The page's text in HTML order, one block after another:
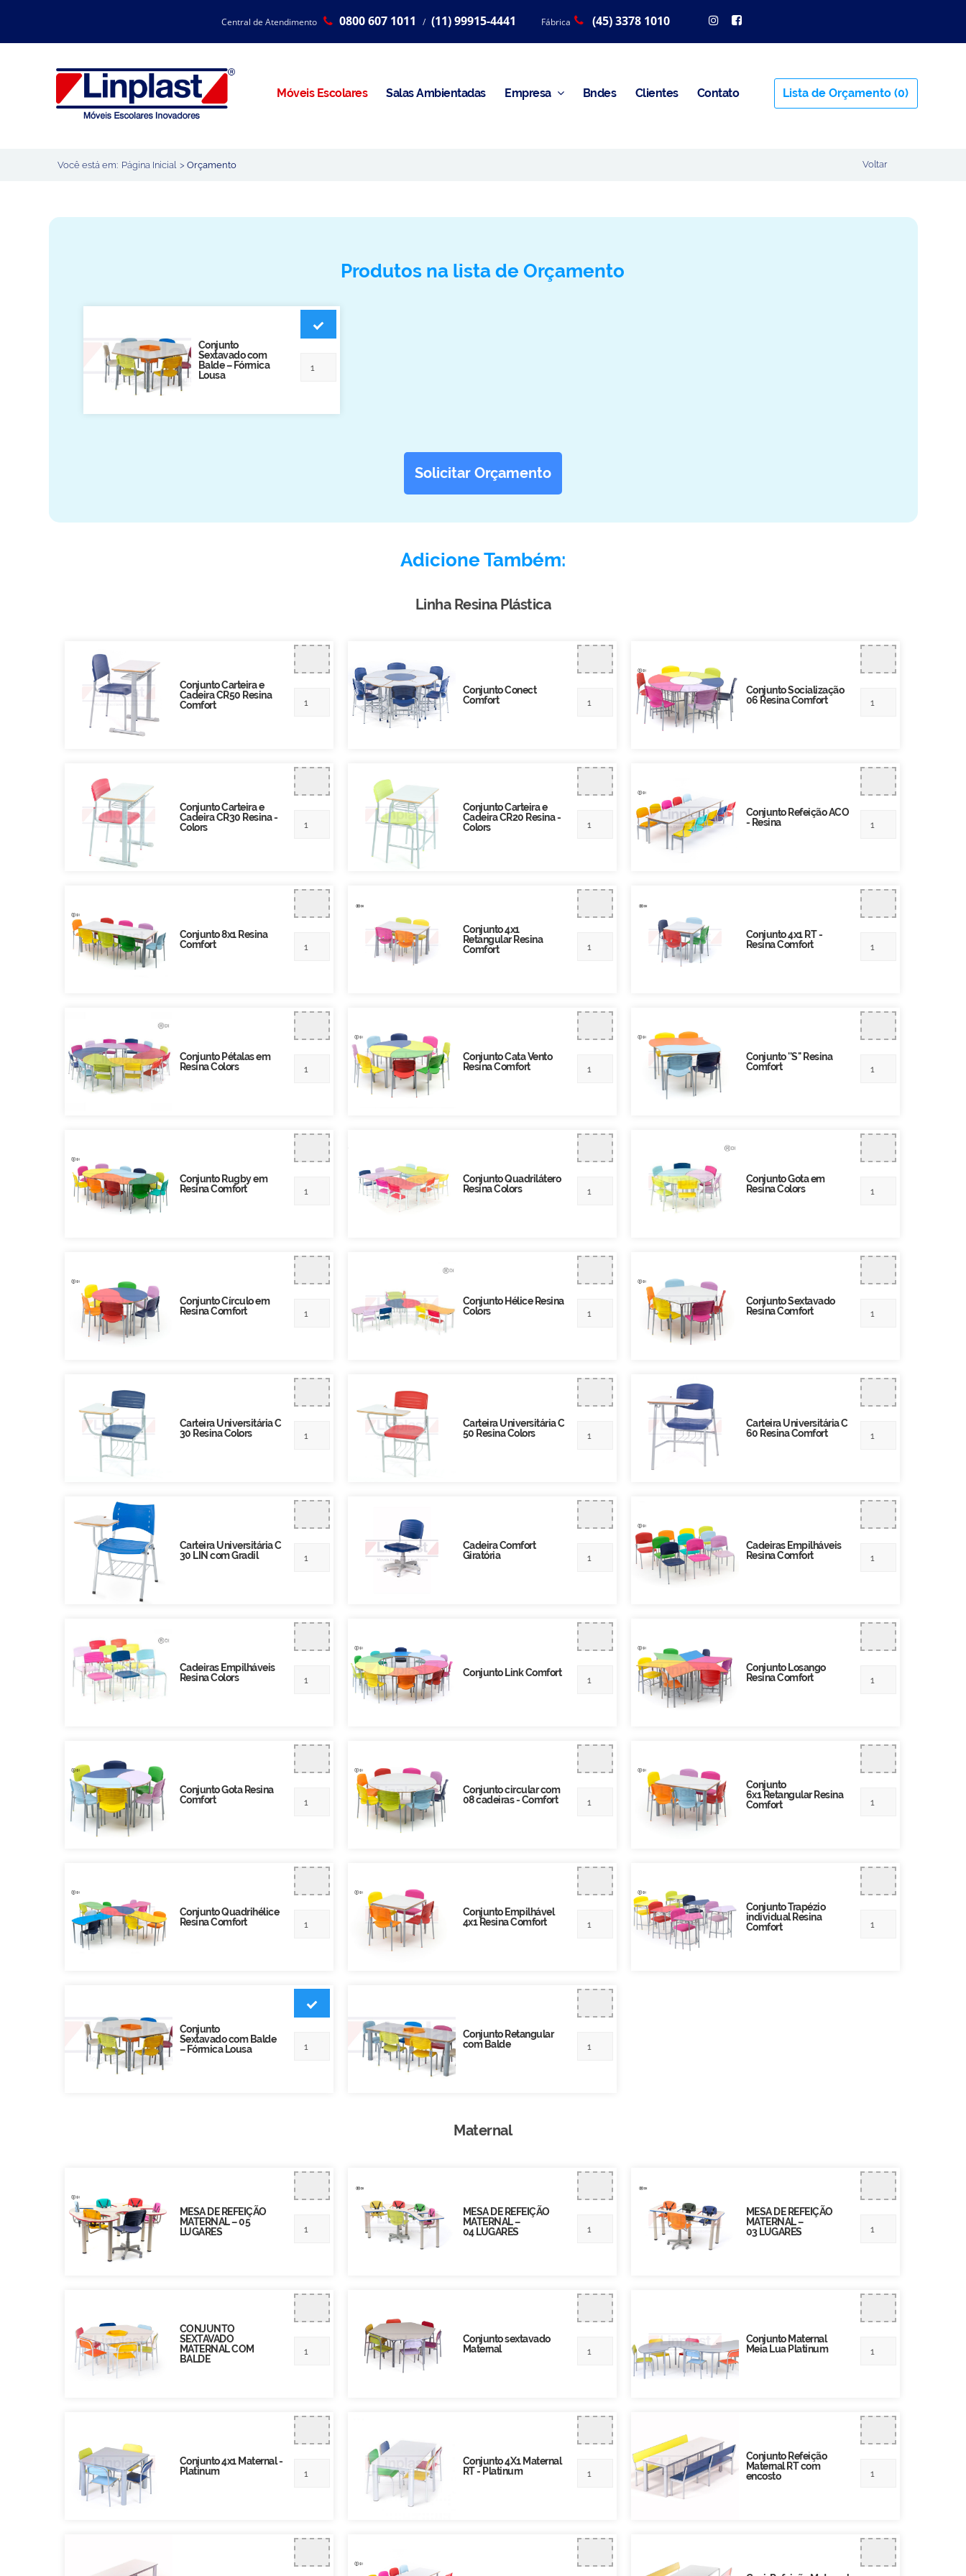
Central de Atendimento 0800 607 1011 / (11) 99915-4441 Fábrica (45) 3378 1010
Móveis Escolares Salas Ambientadas Empresa Bndes Clientes Contato Lista de Orçamento (0)
Você está em: Página Inicial > Orçamento Voltar
Produtos na lista de Orçamento
Conjunto
Sextavado com
Balde – Fórmica
Lousa
Solicitar Orçamento
Adicione Também:
Linha Resina Plástica
Conjunto Carteira e
Cadeira CR50 Resina
Comfort
Conjunto Conect
Comfort
Conjunto Socialização
06 Resina Comfort
Conjunto Carteira e
Cadeira CR30 Resina -
Colors
Conjunto Carteira e
Cadeira CR20 Resina -
Colors
Conjunto Refeição ACO
- Resina
Conjunto 8x1 Resina
Comfort
Conjunto 4x1
Retangular Resina
Comfort
Conjunto 4x1 RT -
Resina Comfort
Conjunto Pétalas em
Resina Colors
Conjunto Cata Vento
Resina Comfort
Conjunto ''S'' Resina
Comfort
Conjunto Rugby em
Resina Comfort
Conjunto Quadrilátero
Resina Colors
Conjunto Gota em
Resina Colors
Conjunto Círculo em
Resina Comfort
Conjunto Hélice Resina
Colors
Conjunto Sextavado
Resina Comfort
Carteira Universitária C
30 Resina Colors
Carteira Universitária C
50 Resina Colors
Carteira Universitária C
60 Resina Comfort
Carteira Universitária C
30 LIN com Gradil
Cadeira Comfort
Giratória
Cadeiras Empilháveis
Resina Comfort
Cadeiras Empilháveis
Resina Colors
Conjunto Link Comfort
Conjunto Losango
Resina Comfort
Conjunto Gota Resina
Comfort
Conjunto circular com
08 cadeiras - Comfort
Conjunto
6x1 Retangular Resina
Comfort
Conjunto Quadrihélice
Resina Comfort
Conjunto Empilhável
4x1 Resina Comfort
Conjunto Trapézio
individual Resina
Comfort
Conjunto
Sextavado com Balde
– Fórmica Lousa
Conjunto Retangular
com Balde
Maternal
MESA DE REFEIÇÃO
MATERNAL – 05
LUGARES
MESA DE REFEIÇÃO
MATERNAL –
04 LUGARES
MESA DE REFEIÇÃO
MATERNAL –
03 LUGARES
CONJUNTO
SEXTAVADO
MATERNAL COM
BALDE
Conjunto sextavado
Maternal
Conjunto Maternal
Meia Lua Platinum
Conjunto 4x1 Maternal -
Platinum
Conjunto 4X1 Maternal
RT - Platinum
Conjunto Refeição
Maternal RT com
encosto
Linha Resina Plástica
SOBRE A EMPRESA